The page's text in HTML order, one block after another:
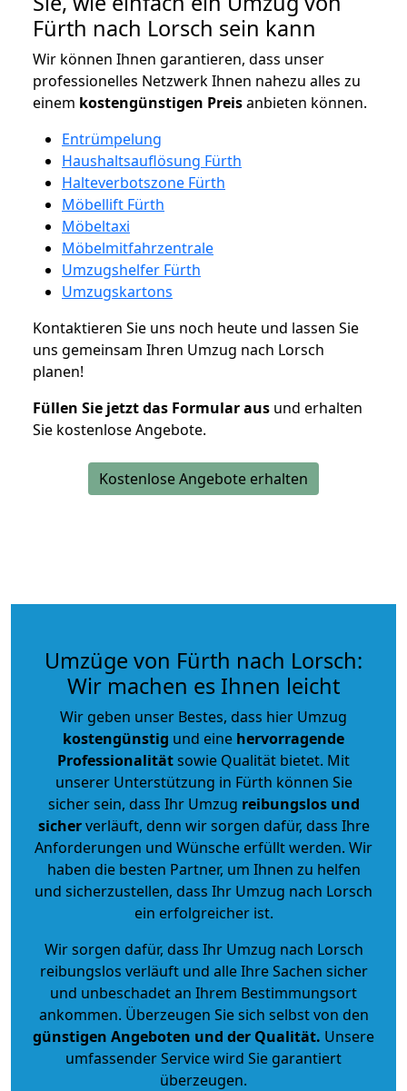
Fürth nach Lorsch sein kann
Wir können Ihnen garantieren, dass unser
professionelles Netzwerk Ihnen nahezu alles zu
einem kostengünstigen Preisanbieten können.
Entrümpelung
Haushaltsauflösung Fürth
Halteverbotszone Fürth
Möbellift Fürth
Möbeltaxi
Möbelmitfahrzentrale
Umzugshelfer Fürth
Umzugskartons
Kontaktieren Sie uns noch heute und lassen Sie
uns gemeinsam Ihren Umzug nach Lorsch
planen!
Füllen Sie jetzt das Formular aus und erhalten
Sie kostenlose Angebote.
Kostenlose Angebote erhalten
Umzüge von Fürth nach Lorsch:
Wir machen es Ihnen leicht
Wir geben unser Bestes, dass hier Umzug
kostengünstig und eine hervorragende
Professionalitätsowie Qualität bietet. Mit
unserer Unterstützung in Fürth können Sie
sicher sein, dass Ihr Umzug reibungslos und
sicherverläuft, denn wir sorgen dafür, dass Ihre
Anforderungen und Wünsche erfüllt werden. Wir
haben die besten Partner, um Ihnen zu helfen
und sicherzustellen, dass Ihr Umzug nach Lorsch
ein erfolgreicher ist.
Wir sorgen dafür, dass Ihr Umzug nach Lorsch
reibungslos verläuft und alle Ihre Sachen sicher
und unbeschadet an Ihrem Bestimmungsort
ankommen. Überzeugen Sie sich selbst von den
günstigen Angeboten und der Qualität. Unsere
umfassender Service wird Sie garantiert
überzeugen.